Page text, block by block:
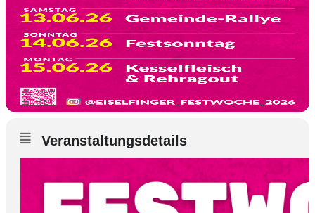
Veranstaltungsdetails